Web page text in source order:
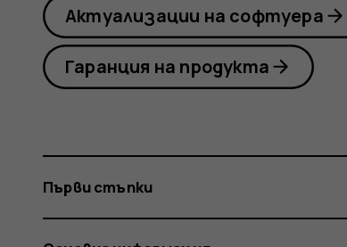
Актуализации на софтуера
Гаранция на продукта
Първи стъпки